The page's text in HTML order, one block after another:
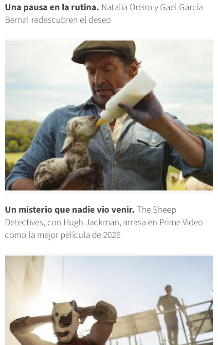
Una pausa en la rutina. Natalia Oreiro y Gael García
Bernal redescubren el deseo
Un misterio que nadie vio venir.The Sheep
Detectives, con Hugh Jackman, arrasa en Prime Video
como la mejor película de 2026